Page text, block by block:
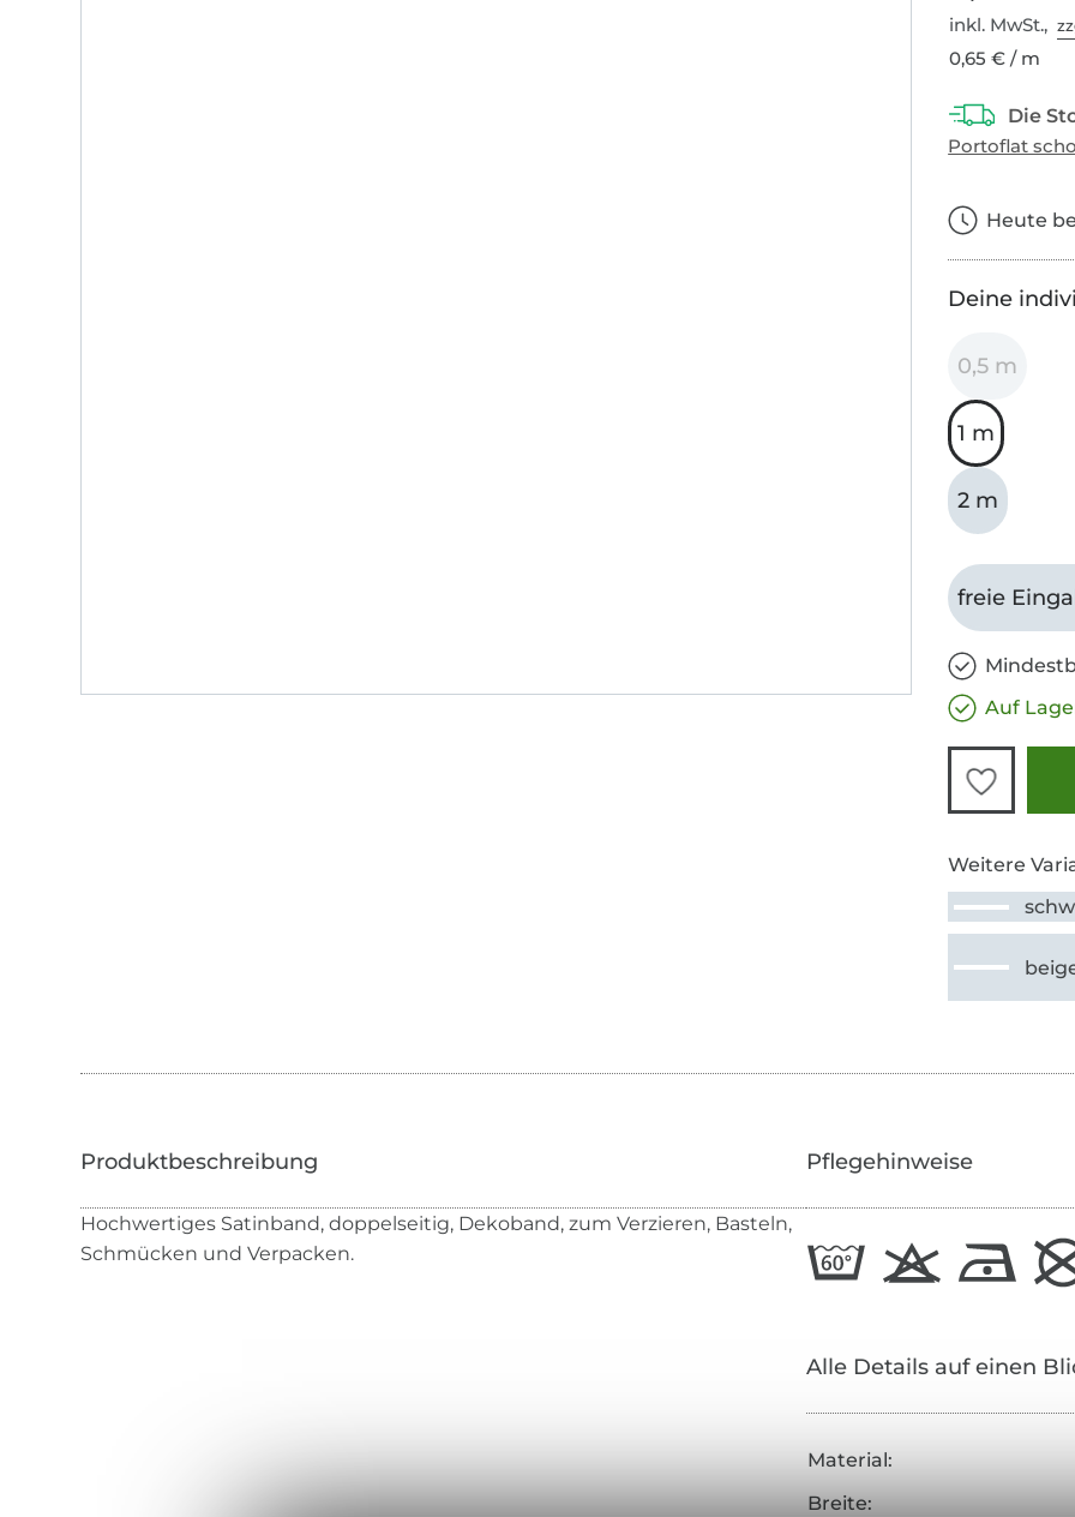
inkl. MwSt.,
0,65 € / m
Heute
Deine
0,5 m
1 m
2 m
freie
Auf
Weitere
Hochwertiges Satinband, doppelseitig, Dekoband, zum Verzieren, Basteln,
Schmücken und Verpacken.
Pflegehinweise
Alle Details auf einen
Material:
Breite: